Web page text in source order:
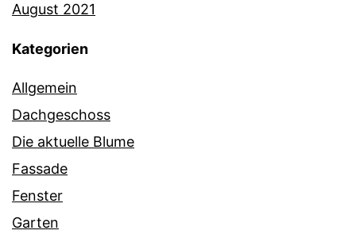
August 2021
Kategorien
Allgemein
Dachgeschoss
Die aktuelle Blume
Fassade
Fenster
Garten